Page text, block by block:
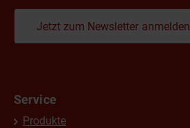
Jetzt zum Newsletter anmelden
Service
Produkte